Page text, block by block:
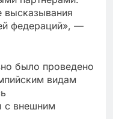
высказывания
федераций», —
было проведено
видам
с внешним